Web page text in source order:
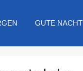
GUTE NACHT